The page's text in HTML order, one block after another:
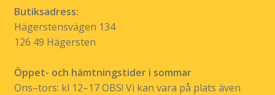
Butiksadress:
Hägerstensvägen 134
126 49 Hägersten
Öppet- och hämtningstider i sommar
Ons–tors: kl 12–17 OBS! Vi kan vara på plats även